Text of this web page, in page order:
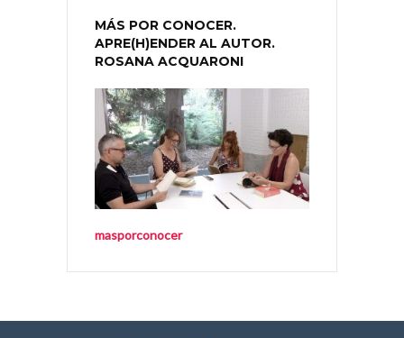
MÁS POR CONOCER.
APRE(H)ENDER AL AUTOR.
ROSANA ACQUARONI
masporconocer